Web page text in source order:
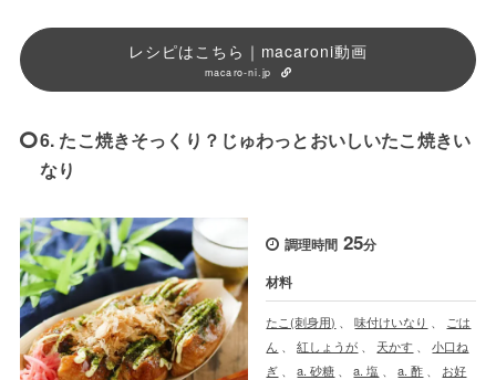
レシピはこちら｜macaroni動画
macaro-ni.jp
6. たこ焼きそっくり？じゅわっとおいしいたこ焼きい
なり
調理時間 25分
材料
たこ(刺身用) 、味付けいなり
ごは
ん
、紅しょうが 天かす 、小口ね
ぎ
、a. 砂糖 、a. 塩 、a. 酢
お好